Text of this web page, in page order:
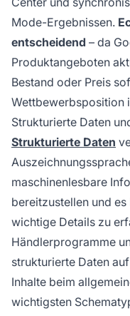
Mode-Ergebnissen.
entscheidend – da
Produktangeboten
Bestand oder Preis
Wettbewerbsposition
Strukturierte Daten
Strukturierte Daten
maschinenlesbare
bereitzustellen und
wichtige Details zu
Händlerprogramme
strukturierte Daten
Inhalte beim
wichtigsten